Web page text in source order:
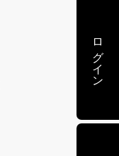
ログイン